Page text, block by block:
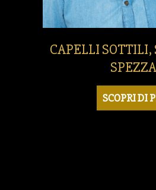
CAPELLI SOTTILI,
SCOPRI DI